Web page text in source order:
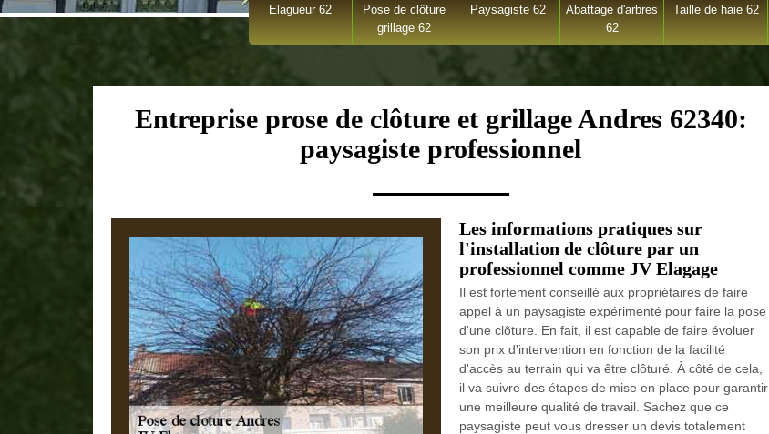
Elagueur 62
Pose de clôture
grillage 62
Paysagiste 62
Abattage d'arbres
62
Taille de haie 62
Entreprise prose de clôture et grillage Andres 62340:
paysagiste professionnel
Les informations pratiques sur
l'installation de clôture par un
professionnel comme JV Elagage
Il est fortement conseillé aux propriétaires de faire
appel à un paysagiste expérimenté pour faire la pose
d'une clôture. En fait, il est capable de faire évoluer
son prix d'intervention en fonction de la facilité
d'accès au terrain qui va être clôturé. À côté de cela,
il va suivre des étapes de mise en place pour garantir
une meilleure qualité de travail. Sachez que ce
paysagiste peut vous dresser un devis totalement